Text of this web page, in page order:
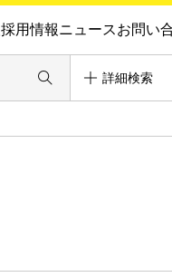
採用情報ニュースお問い
詳細検索